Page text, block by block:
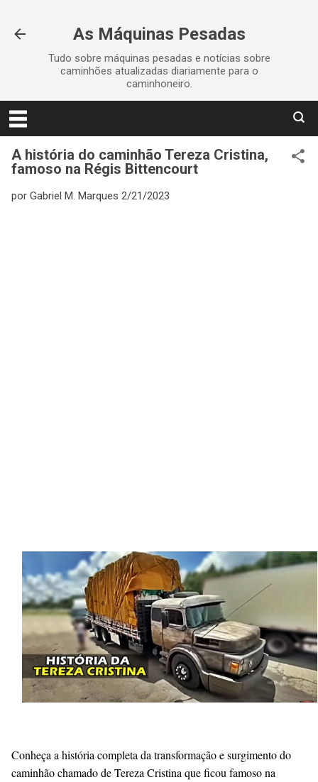
As Máquinas Pesadas
Tudo sobre máquinas pesadas e notícias sobre
caminhões atualizadas diariamente para o
caminhoneiro.
A história do caminhão Tereza Cristina,
famoso na Régis Bittencourt
por Gabriel M. Marques 2/21/2023
Conheça a história completa da transformação e surgimento do
caminhão chamado de Tereza Cristina que ficou famoso na